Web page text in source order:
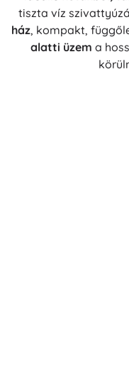
tiszta víz
ház, kompakt,
alatti üzem a